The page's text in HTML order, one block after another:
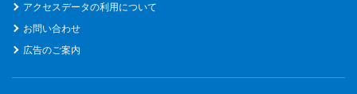
アクセスデータの利用について
お問い合わせ
広告のご案内